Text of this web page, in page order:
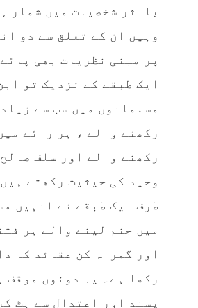
بااثر شخصیات میں شمار
وہیں ان کے تعلق سے دو
پر مبنی نظریات بھی
ایک طبقے کے نزدیک تو
مسلمانوں میں سب سے
رکھنے والے ، ہر رائے
رکھنے والے اور سلف
وحید کی حیثیت رکھتے
طرف ایک طبقے نے انہیں
میں جنم لینے والے ہر
اور گمراہ کن عقائد کا
رکھا ہے۔ یہ دونوں موقف
پسند اور اعتدال سے ہٹ